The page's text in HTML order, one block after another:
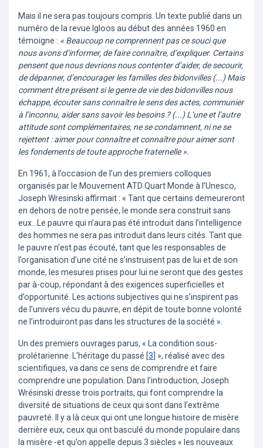
Mais il ne sera pas toujours compris. Un texte publié dans un
numéro de la revue Igloos au début des années 1960 en
témoigne : « Beaucoup ne comprennent pas ce souci que
nous avons d’informer, de faire connaître, d’expliquer. Certains
pensent que nous devrions nous contenter d’aider, de secourir,
de dépanner, d’encourager les familles des bidonvilles (...) Mais
comment être présent si le genre de vie des bidonvilles nous
échappe, écouter sans connaître le sens des actes, communier
à l’inconnu, aider sans savoir les besoins ? (...) L’une et l’autre
attitude sont complémentaires, ne se condamnent, ni ne se
rejettent : aimer pour connaître et connaître pour aimer sont
les fondements de toute approche fraternelle ».
En 1961, à l’occasion de l’un des premiers colloques
organisés par le Mouvement ATD Quart Monde à l’Unesco,
Joseph Wresinski affirmait : « Tant que certains demeureront
en dehors de notre pensée, le monde sera construit sans
eux...Le pauvre qui n’aura pas été introduit dans l’intelligence
des hommes ne sera pas introduit dans leurs cités. Tant que
le pauvre n’est pas écouté, tant que les responsables de
l’organisation d’une cité ne s’instruisent pas de lui et de son
monde, les mesures prises pour lui ne seront que des gestes
par à-coup, répondant à des exigences superficielles et
d’opportunité. Les actions subjectives qui ne s’inspirent pas
de l’univers vécu du pauvre, en dépit de toute bonne volonté
ne l’introduiront pas dans les structures de la société ».
Un des premiers ouvrages parus, « La condition sous-
prolétarienne. L’héritage du passé [3 », réalisé avec des
scientifiques, va dans ce sens de comprendre et faire
comprendre une population. Dans l’introduction, Joseph
Wrésinski dresse trois portraits, qui font comprendre la
diversité de situations de ceux qui sont dans l’extrême
pauvreté. Il y a là ceux qui ont une longue histoire de misère
derrière eux, ceux qui ont basculé du monde populaire dans
la misère -et qu’on appelle depuis 3 siècles « les nouveaux